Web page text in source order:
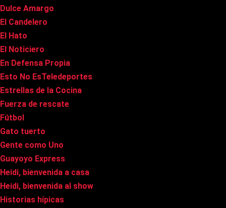
Dulce Amargo
El Candelero
El Hato
El Noticiero
En Defensa Propia
Esto No EsTeledeportes
Estrellas de la Cocina
Fuerza de rescate
Fútbol
Gato tuerto
Gente como Uno
Guayoyo Express
Heidi, bienvenida a casa
Heidi, bienvenida al show
Historias hípicas